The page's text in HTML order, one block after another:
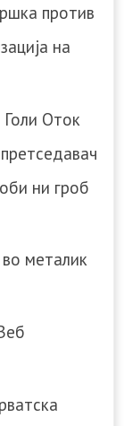
против
на
Оток
ни гроб
металик